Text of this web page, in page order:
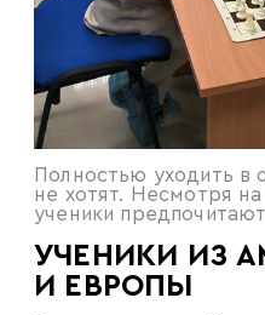
Полностью уходить в
не хотят. Несмотря
ученики
УЧЕНИКИ ИЗ
И ЕВРОПЫ